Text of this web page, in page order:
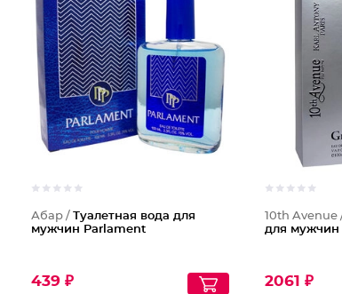
Абар / Туалетная вода для
мужчин Parlament
439 ₽
10th Avenue
для мужчин
2061 ₽